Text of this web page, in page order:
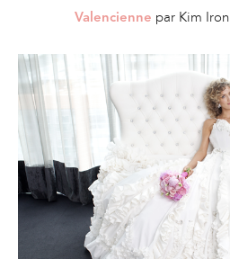
Valencienne par Kim